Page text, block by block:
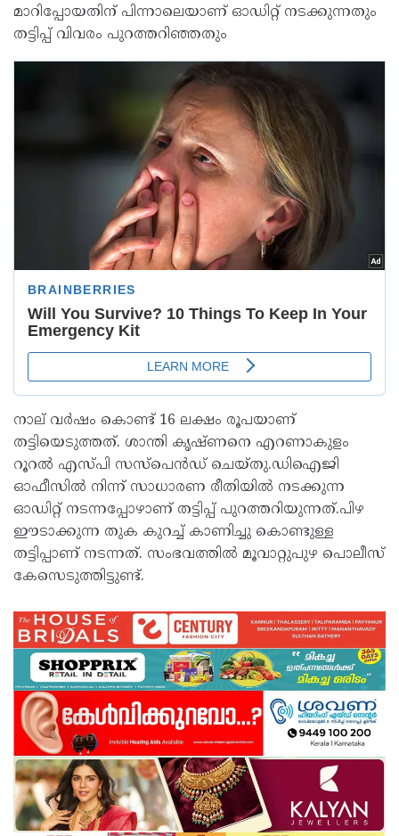
മാറിപ്പോയതിന് പിന്നാലെയാണ് ഓഡിറ്റ് നടക്കുന്നതും
തട്ടിപ്പ് വിവരം പുറത്തറിഞ്ഞതും
നാല് വര്‍ഷം കൊണ്ട് 16 ലക്ഷം രൂപയാണ്
തട്ടിയെടുത്തത്. ശാന്തി കൃഷ്ണനെ എറണാകുളം
റൂറല്‍ എസ്പി സസ്‌പെന്‍ഡ് ചെയ്തു.ഡിഐജി
ഓഫീസില്‍ നിന്ന് സാധാരണ രീതിയില്‍ നടക്കുന്ന
ഓഡിറ്റ് നടന്നപ്പോഴാണ് തട്ടിപ്പ് പുറത്തറിയുന്നത്.പിഴ
ഈടാക്കുന്ന തുക കുറച്ച് കാണിച്ചു കൊണ്ടുള്ള
തട്ടിപ്പാണ് നടന്നത്. സംഭവത്തില്‍ മൂവാറ്റുപുഴ പൊലീസ്
കേസെടുത്തിട്ടുണ്ട്.